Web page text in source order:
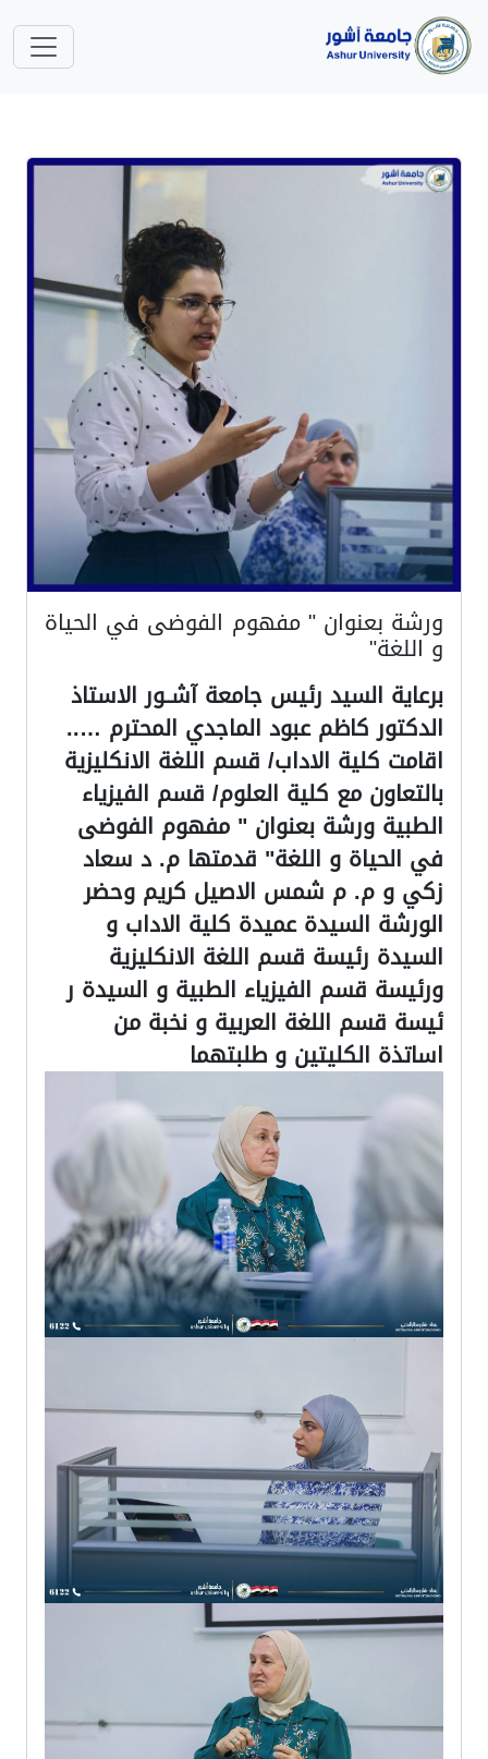
ورشة بعنوان " مفهوم الفوضى في الحياة
و اللغة"
برعاية السيد رئيس جامعة آشــور الاستاذ
الدكتور كاظم عبود الماجدي المحترم …..
اقامت كلية الاداب/ قسم اللغة الانكليزية
بالتعاون مع كلية العلوم/ قسم الفيزياء
الطبية ورشة بعنوان " مفهوم الفوضى
في الحياة و اللغة" قدمتها م. د سعاد
زكي و م. م شمس الاصيل كريم وحضر
الورشة السيدة عميدة كلية الاداب و
السيدة رئيسة قسم اللغة الانكليزية
ورئيسة قسم الفيزياء الطبية و السيدة ر
ئيسة قسم اللغة العربية و نخبة من
اساتذة الكليتين و طلبتهما